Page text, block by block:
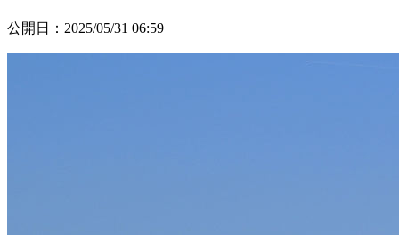
公開日 ： 2025/05/31 06:59